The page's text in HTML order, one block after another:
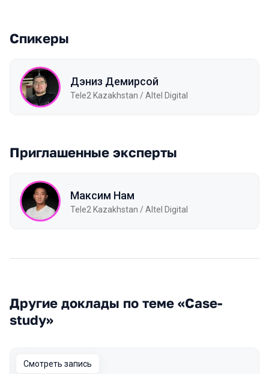
Спикеры
Дэниз Демирсой
Tele2 Kazakhstan / Altel Digital
Приглашенные эксперты
Максим Нам
Tele2 Kazakhstan / Altel Digital
Другие доклады по теме «Case-
study»
Смотреть запись